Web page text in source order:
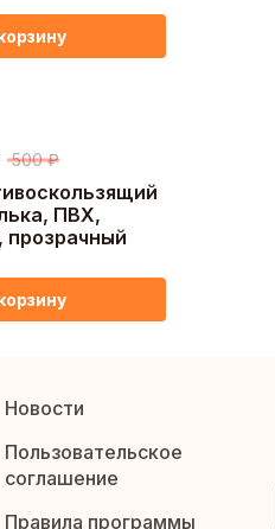
ПВХ,
500 ₽
Новости
Пользовательское
соглашение
Правила программы